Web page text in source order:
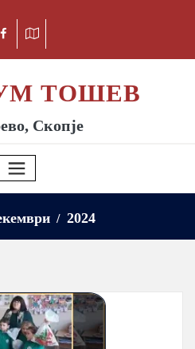
ТОШЕВ
Скопје
2024